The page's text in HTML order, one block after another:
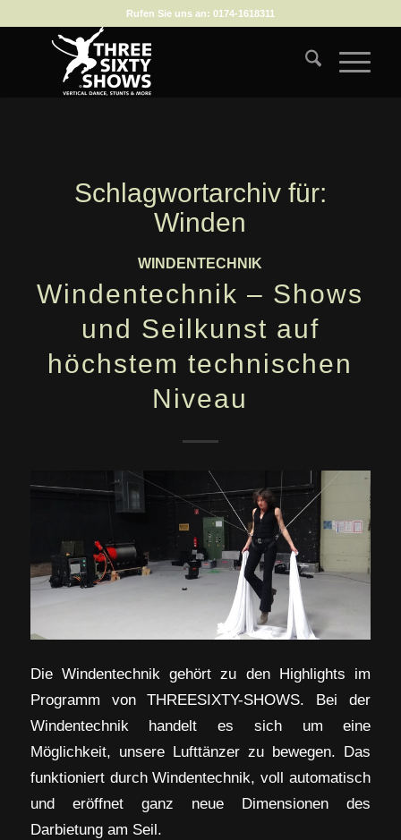
Rufen Sie uns an: 0174-1618311
Schlagwortarchiv für:
Winden
WINDENTECHNIK
Windentechnik – Shows
und Seilkunst auf
höchstem technischen
Niveau
Die Windentechnik gehört zu den Highlights im
Programm von THREESIXTY-SHOWS. Bei der
Windentechnik handelt es sich um eine
Möglichkeit, unsere Lufttänzer zu bewegen. Das
funktioniert durch Windentechnik, voll automatisch
und eröffnet ganz neue Dimensionen des
Darbietung am Seil.